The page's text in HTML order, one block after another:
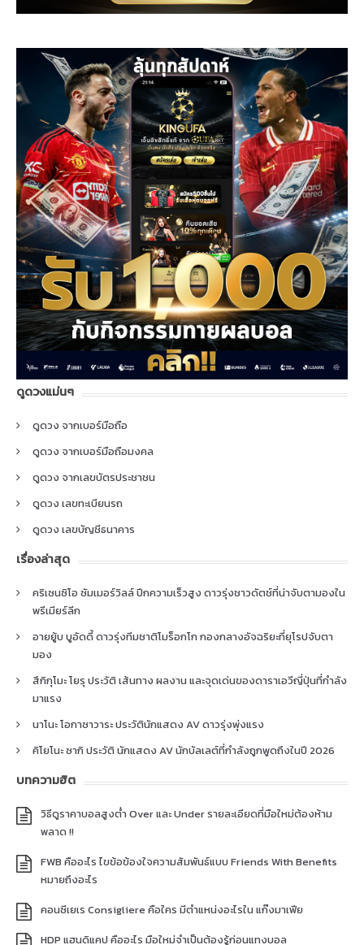
ดูดวงแม่นๆ
ดูดวง จากเบอร์มือถือ
ดูดวง จากเบอร์มือถือมงคล
ดูดวง จากเลขบัตรประชาชน
ดูดวง เลขทะเบียนรถ
ดูดวง เลขบัญชีธนาคาร
เรื่องล่าสุด
คริเซนซิโอ ซัมเมอร์วิลล์ ปีกความเร็วสูง ดาวรุ่งชาวดัตช์ที่น่าจับตามองใน
พรีเมียร์ลีก
อายยู้บ บูอัดดี้ ดาวรุ่งทีมชาติโมร็อกโก กองกลางอัจฉริยะที่ยุโรปจับตา
มอง
สึกิกุโมะ โยรุ ประวัติ เส้นทาง ผลงาน และจุดเด่นของดาราเอวีญี่ปุ่นที่กำลัง
มาแรง
นาโนะ โอกาซาวาระ ประวัตินักแสดง AV ดาวรุ่งพุ่งแรง
คิโยโนะ ซากิ ประวัติ นักแสดง AV นักบัลเลต์ที่กำลังถูกพูดถึงในปี 2026
บทความฮิต
วิธีดูราคาบอลสูงต่ำ Over และ Under รายละเอียดที่มือใหม่ต้องห้าม
พลาด !!
FWB คืออะไร ไขข้อข้องใจความสัมพันธ์แบบ Friends With Benefits
หมายถึงอะไร
คอนซีเยเร Consigliere คือใคร มีตำแหน่งอะไรใน แก๊งมาเฟีย
HDP แฮนดิแคป คืออะไร มือใหม่จำเป็นต้องรู้ก่อนแทงบอล